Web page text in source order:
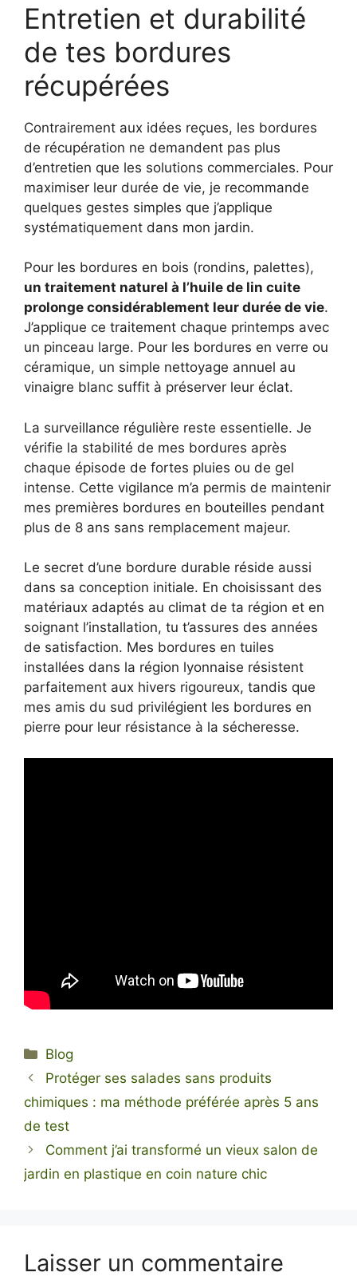
Entretien et durabilité
de tes bordures
récupérées
Contrairement aux idées reçues, les bordures
de récupération ne demandent pas plus
d’entretien que les solutions commerciales. Pour
maximiser leur durée de vie, je recommande
quelques gestes simples que j’applique
systématiquement dans mon jardin.
Pour les bordures en bois (rondins, palettes),
un traitement naturel à l’huile de lin cuite
prolonge considérablement leur durée de vie.
J’applique ce traitement chaque printemps avec
un pinceau large. Pour les bordures en verre ou
céramique, un simple nettoyage annuel au
vinaigre blanc suffit à préserver leur éclat.
La surveillance régulière reste essentielle. Je
vérifie la stabilité de mes bordures après
chaque épisode de fortes pluies ou de gel
intense. Cette vigilance m’a permis de maintenir
mes premières bordures en bouteilles pendant
plus de 8 ans sans remplacement majeur.
Le secret d’une bordure durable réside aussi
dans sa conception initiale. En choisissant des
matériaux adaptés au climat de ta région et en
soignant l’installation, tu t’assures des années
de satisfaction. Mes bordures en tuiles
installées dans la région lyonnaise résistent
parfaitement aux hivers rigoureux, tandis que
mes amis du sud privilégient les bordures en
pierre pour leur résistance à la sécheresse.
Catégories
Blog
Protéger ses salades sans produits
chimiques : ma méthode préférée après 5 ans
de test
Comment j’ai transformé un vieux salon de
jardin en plastique en coin nature chic
Laisser un commentaire